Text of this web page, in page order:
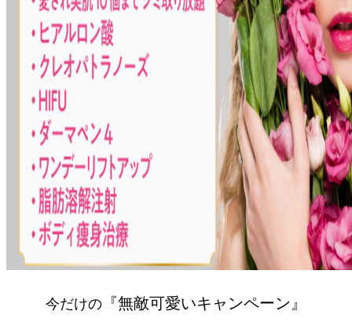
今だけの 『無敵可愛いキャンペーン』